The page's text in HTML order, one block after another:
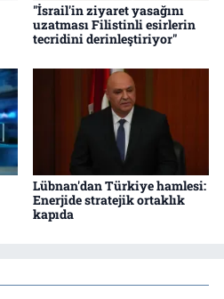
"İsrail'in ziyaret yasağını
uzatması Filistinli esirlerin
tecridini derinleştiriyor"
Lübnan'dan Türkiye hamlesi:
Enerjide stratejik ortaklık
kapıda